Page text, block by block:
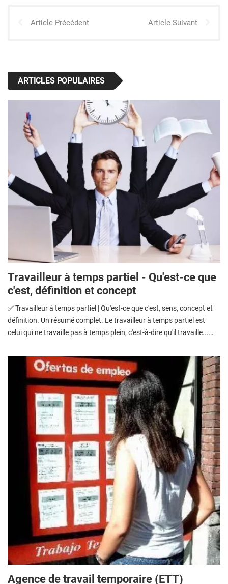
Article Précédent Article Suivant
ARTICLES POPULAIRES
Travailleur à temps partiel - Qu'est-ce que
c'est, définition et concept
✅ Travailleur à temps partiel | Qu'est-ce que c'est, sens, concept et
définition. Un résumé complet. Le travailleur à temps partiel est
celui qui ne travaille pas à temps plein, c'est-à-dire qu'il travaille...…
Agence de travail temporaire (ETT)